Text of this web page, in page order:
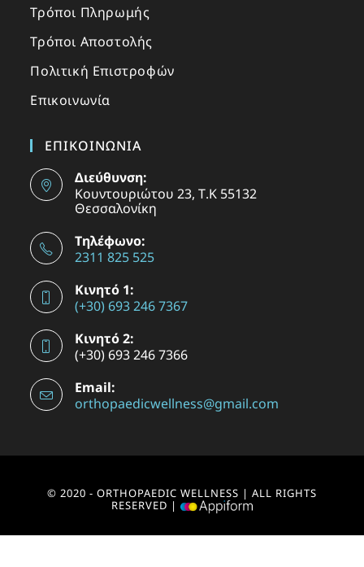
Τρόποι Πληρωμής
Τρόποι Αποστολής
Πολιτική Επιστροφών
Επικοινωνία
ΕΠΙΚΟΙΝΩΝΙΑ
Διεύθυνση:
Κουντουριώτου 23, Τ.Κ 55132
Θεσσαλονίκη
Τηλέφωνο:
2311 825 525
Κινητό 1:
(+30) 693 246 7367
Κινητό 2:
(+30) 693 246 7366
Email:
orthopaedicwellness@gmail.com
© 2020 - ORTHOPAEDIC WELLNESS | ALL RIGHTS
RESERVED |